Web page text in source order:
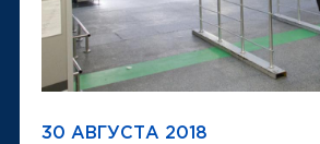
30 АВГУСТА 2018